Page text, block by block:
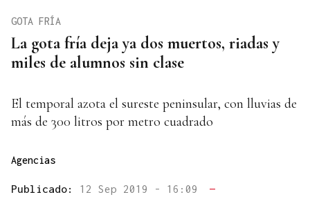
La gota fría deja ya dos muertos, riadas y
miles de alumnos sin clase
GOTA FRÍA
El temporal azota el sureste peninsular, con lluvias de
más de 300 litros por metro cuadrado
Agencias
Publicado: 12 Sep 2019 - 16:09
—